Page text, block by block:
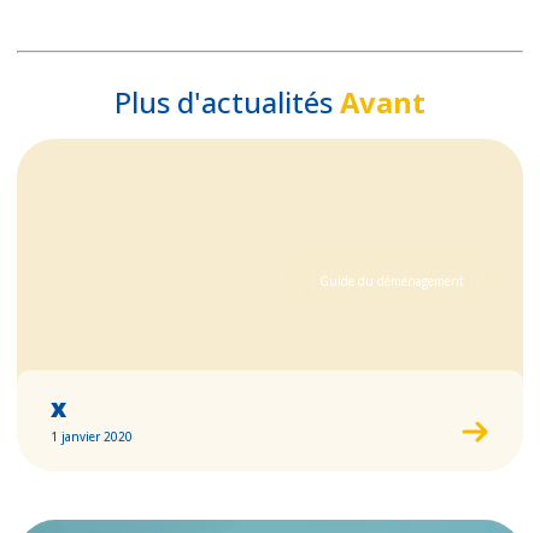
Plus d'actualitésAvant
Guide du déménagement
x
1 janvier 2020